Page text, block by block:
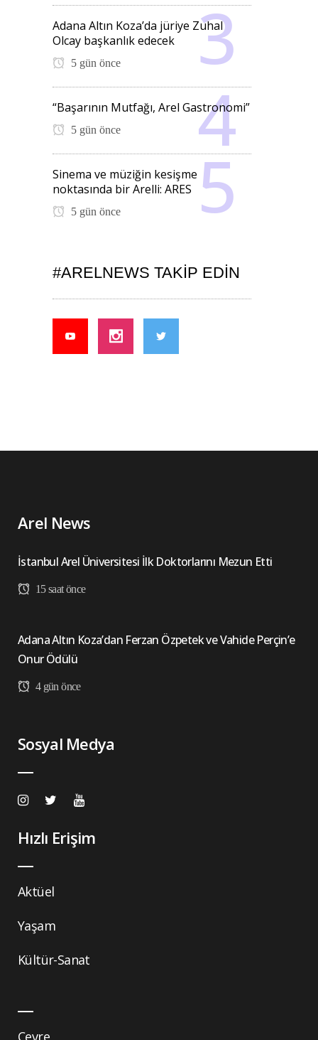
Adana Altın Koza’da jüriye Zuhal
Olcay başkanlık edecek
5 gün önce
“Başarının Mutfağı, Arel Gastronomi”
5 gün önce
Sinema ve müziğin kesişme
noktasında bir Arelli: ARES
5 gün önce
#ARELNEWS TAKIP EDIN
Arel News
İstanbul Arel Üniversitesi İlk Doktorlarını Mezun Etti
15 saat önce
Adana Altın Koza’dan Ferzan Özpetek ve Vahide Perçin’e
Onur Ödülü
4 gün önce
Sosyal Medya
Hızlı Erişim
Aktüel
Yaşam
Kültür-Sanat
Çevre